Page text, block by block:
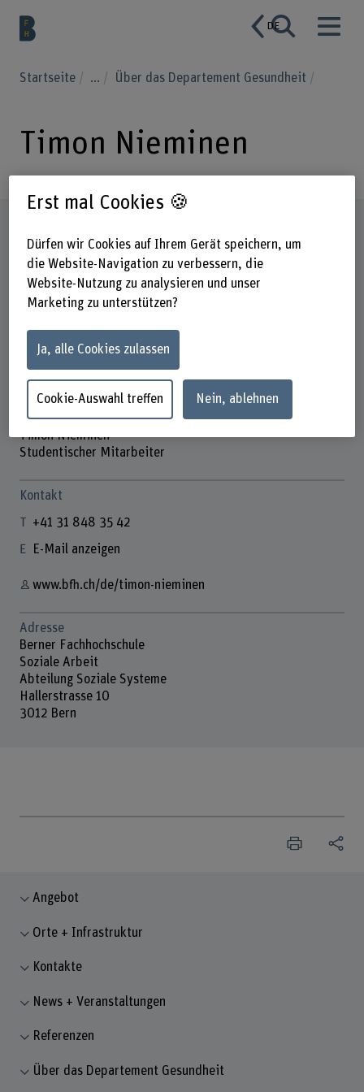
DE
Startseite ... Über das Departement Gesundheit
Timon Nieminen
Timon Nieminen
Studentischer Mitarbeiter
Kontakt
+41 31 848 35 42
E-Mail anzeigen
www.bfh.ch/de/timon-nieminen
Adresse
Berner Fachhochschule
Soziale Arbeit
Abteilung Soziale Systeme
Hallerstrasse 10
3012 Bern
Angebot
Orte + Infrastruktur
Kontakte
News + Veranstaltungen
Referenzen
Über das Departement Gesundheit
Erst mal Cookies 🍪
Dürfen wir Cookies auf Ihrem Gerät speichern, um
die Website-Navigation zu verbessern, die
Website-Nutzung zu analysieren und unser
Marketing zu unterstützen?
Ja, alle Cookies zulassen
Cookie-Auswahl treffen Nein, ablehnen